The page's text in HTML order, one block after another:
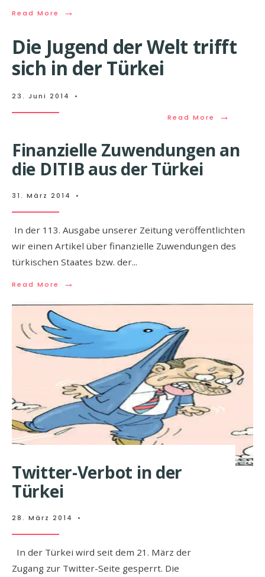
Read More →
Die Jugend der Welt trifft
sich in der Türkei
23. Juni 2014 •
Read More →
Finanzielle Zuwendungen an
die DITIB aus der Türkei
31. März 2014 •
In der 113. Ausgabe unserer Zeitung veröffentlichten
wir einen Artikel über finanzielle Zuwendungen des
türkischen Staates bzw. der...
Read More →
Twitter-Verbot in der
Türkei
28. März 2014 •
In der Türkei wird seit dem 21. März der
Zugang zur Twitter-Seite gesperrt. Die